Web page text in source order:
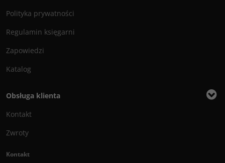
Polityka prywatności
Regulamin księgarni
Zapowiedzi
Katalog
Obsługa klienta
Kontakt
Zwroty
Kontakt